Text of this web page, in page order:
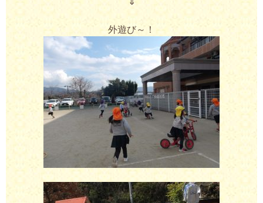
外遊び～！